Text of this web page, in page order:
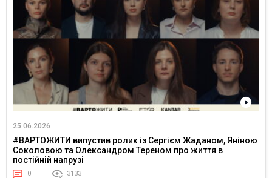
25.06.2026
#ВАРТОЖИТИ випустив ролик із Сергієм Жаданом, Яніною
Соколовою та Олександром Тереном про життя в
постійній напрузі
0 3133